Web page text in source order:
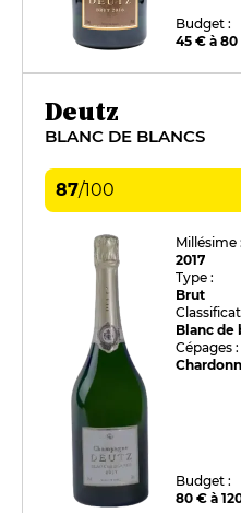
Budget :
45 € à
Deutz
BLANC DE BLANCS
87/100
Millésime :
2017
Type :
Brut
Blanc de
Cépages :
Budget :
80 € à